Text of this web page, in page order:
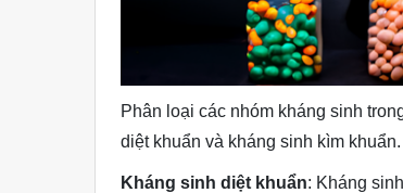
Phân loại các nhóm kháng sinh
diệt khuẩn và kháng sinh kìm khuẩn.
Kháng sinh diệt khuẩn: Kháng